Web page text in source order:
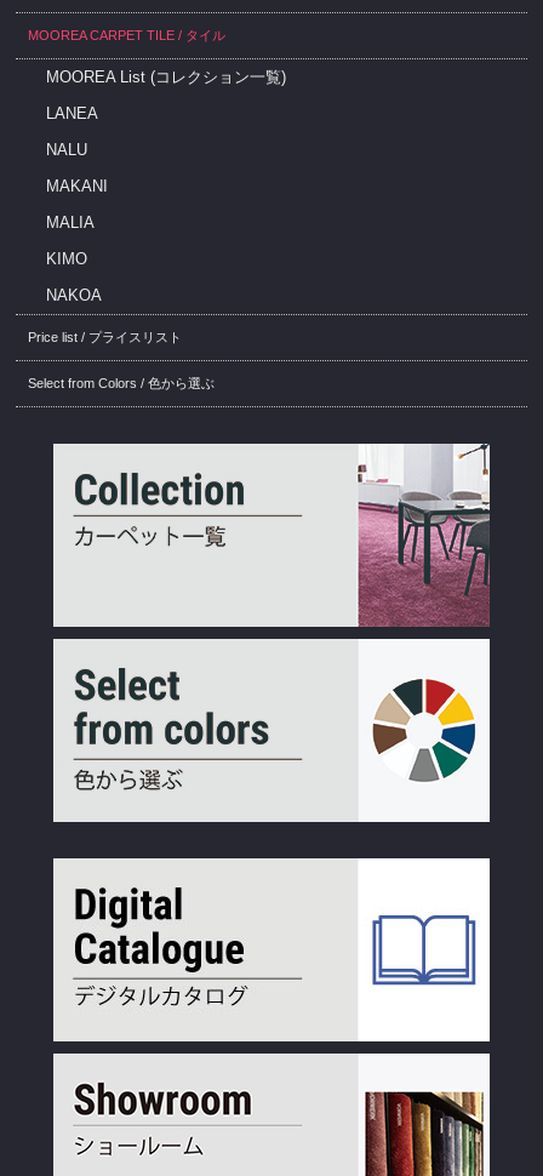
MOOREA CARPET TILE / タイル
MOOREA List (コレクション一覧)
LANEA
NALU
MAKANI
MALIA
KIMO
NAKOA
Price list / プライスリスト
Select from Colors / 色から選ぶ